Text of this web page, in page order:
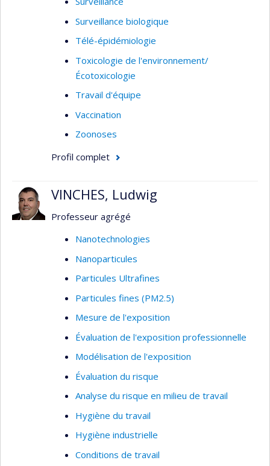
Surveillance biologique
Télé-épidémiologie
Toxicologie de l'environnement/
Écotoxicologie
Travail d'équipe
Vaccination
Zoonoses
Profil complet
VINCHES, Ludwig
Professeur agrégé
Nanotechnologies
Nanoparticules
Particules Ultrafines
Particules fines (PM2.5)
Mesure de l'exposition
Évaluation de l'exposition professionnelle
Modélisation de l'exposition
Évaluation du risque
Analyse du risque en milieu de travail
Hygiène du travail
Hygiène industrielle
Conditions de travail